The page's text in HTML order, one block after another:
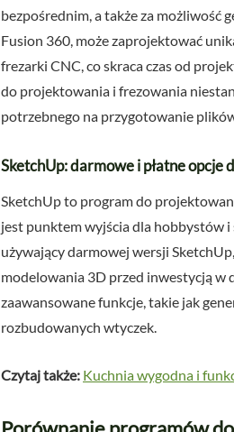
bezpośrednim, a także za możliwość
Fusion 360, może zaprojektować
frezarki CNC, co skraca czas od
do projektowania i frezowania
potrzebnego na przygotowanie
SketchUp: darmowe i płatne opcje
SketchUp to program do
jest punktem wyjścia dla hobbystów
używający darmowej wersji
modelowania 3D przed inwestycją w
zaawansowane funkcje, takie jak
rozbudowanych wtyczek.
Czytaj także: Kuchnia wygodna i